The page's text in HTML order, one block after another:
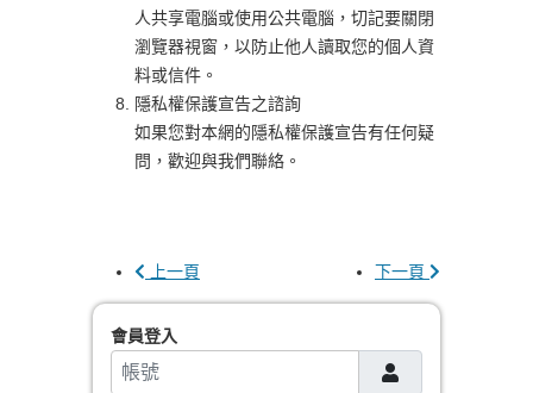
人共享電腦或使用公共電腦，切記要關閉
瀏覽器視窗，以防止他人讀取您的個人資
料或信件。
隱私權保護宣告之諮詢
如果您對本網的隱私權保護宣告有任何疑
問，歡迎與我們聯絡。
上一頁 下一頁
會員登入
帳號